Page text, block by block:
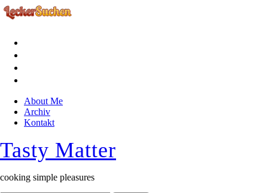
About Me
Archiv
Kontakt
Tasty Matter
cooking simple pleasures